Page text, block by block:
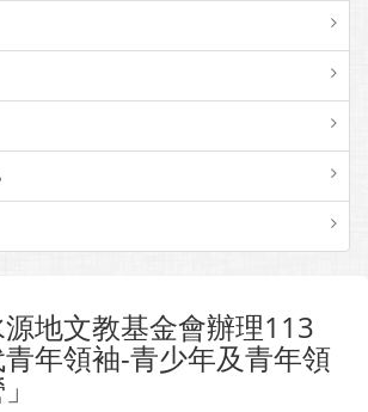
地文教基金會辦理113
年領袖-青少年及青年領